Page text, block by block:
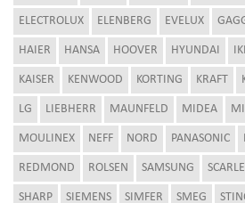
ELECTROLUX ELENBERG EVELUX
HAIER HANSA HOOVER HYUNDAI
KAISER KENWOOD KORTING KRAFT
LG LIEBHERR MAUNFELD MIDEA
MOULINEX NEFF NORD PANASONIC
REDMOND ROLSEN SAMSUNG
SHARP SIEMENS SIMFER SMEG